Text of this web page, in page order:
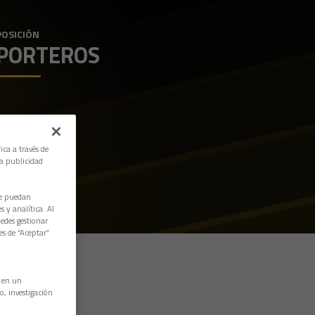
a través de
publicidad
puedan
y analítica. Al
gestionar
de “Aceptar”
un
investigación